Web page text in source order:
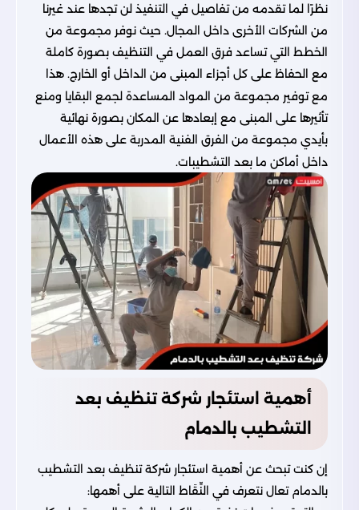
نظرًا لما تقدمه من تفاصيل في التنفيذ لن تجدها عند غيرنا
من الشركات الأخرى داخل المجال. حيث نوفر مجموعة من
الخطط التي تساعد فرق العمل في التنظيف بصورة كاملة
مع الحفاظ على كل أجزاء المبنى من الداخل أو الخارج. هذا
مع توفير مجموعة من المواد المساعدة لجمع البقايا ومنع
تأثيرها على المبنى مع إبعادها عن المكان بصورة نهائية
بأيدي مجموعة من الفرق الفنية المدربة على هذه الأعمال
داخل أماكن ما بعد التشطيبات.
أهمية استئجار شركة تنظيف بعد
التشطيب بالدمام
إن كنت تبحث عن أهمية استئجار شركة تنظيف بعد التشطيب
بالدمام تعال نتعرف في النِّقَاط التالية على أهمها: